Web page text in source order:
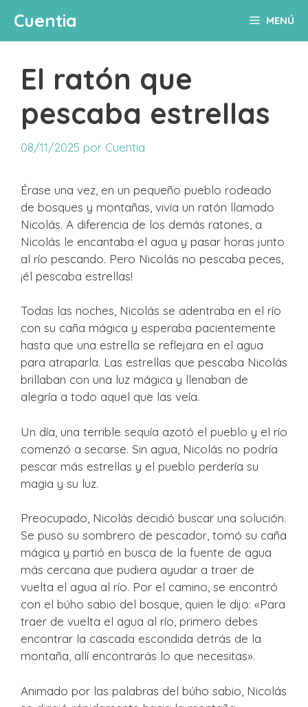
contenido
Cuentia MENÚ
El ratón que
pescaba estrellas
08/11/2025 por Cuentia
Érase una vez, en un pequeño pueblo rodeado
de bosques y montañas, vivía un ratón llamado
Nicolás. A diferencia de los demás ratones, a
Nicolás le encantaba el agua y pasar horas junto
al río pescando. Pero Nicolás no pescaba peces,
¡él pescaba estrellas!
Todas las noches, Nicolás se adentraba en el río
con su caña mágica y esperaba pacientemente
hasta que una estrella se reflejara en el agua
para atraparla. Las estrellas que pescaba Nicolás
brillaban con una luz mágica y llenaban de
alegría a todo aquel que las veía.
Un día, una terrible sequía azotó el pueblo y el río
comenzó a secarse. Sin agua, Nicolás no podría
pescar más estrellas y el pueblo perdería su
magia y su luz.
Preocupado, Nicolás decidió buscar una solución.
Se puso su sombrero de pescador, tomó su caña
mágica y partió en busca de la fuente de agua
más cercana que pudiera ayudar a traer de
vuelta el agua al río. Por el camino, se encontró
con el búho sabio del bosque, quien le dijo: «Para
traer de vuelta el agua al río, primero debes
encontrar la cascada escondida detrás de la
montaña, allí encontrarás lo que necesitas».
Animado por las palabras del búho sabio, Nicolás